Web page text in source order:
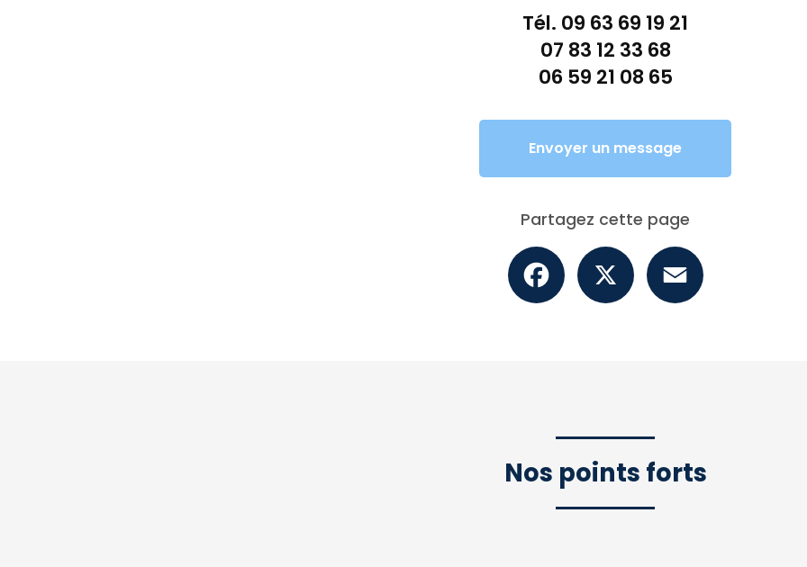
Tél. 09 63 69 19 21
07 83 12 33 68
06 59 21 08 65
Envoyer un message
Partagez cette page
Facebook
Nos points forts